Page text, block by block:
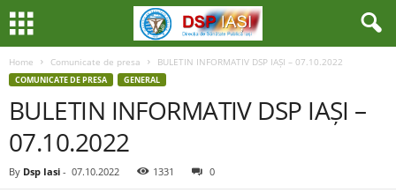
Home Comunicate de presa BULETIN INFORMATIV DSP IAȘI – 07.10.2022
COMUNICATE DE PRESA GENERAL
BULETIN INFORMATIV DSP IAȘI –
07.10.2022
By Dsp Iasi - 07.10.2022 1331 0